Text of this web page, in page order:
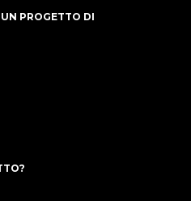
PROGETTO DI